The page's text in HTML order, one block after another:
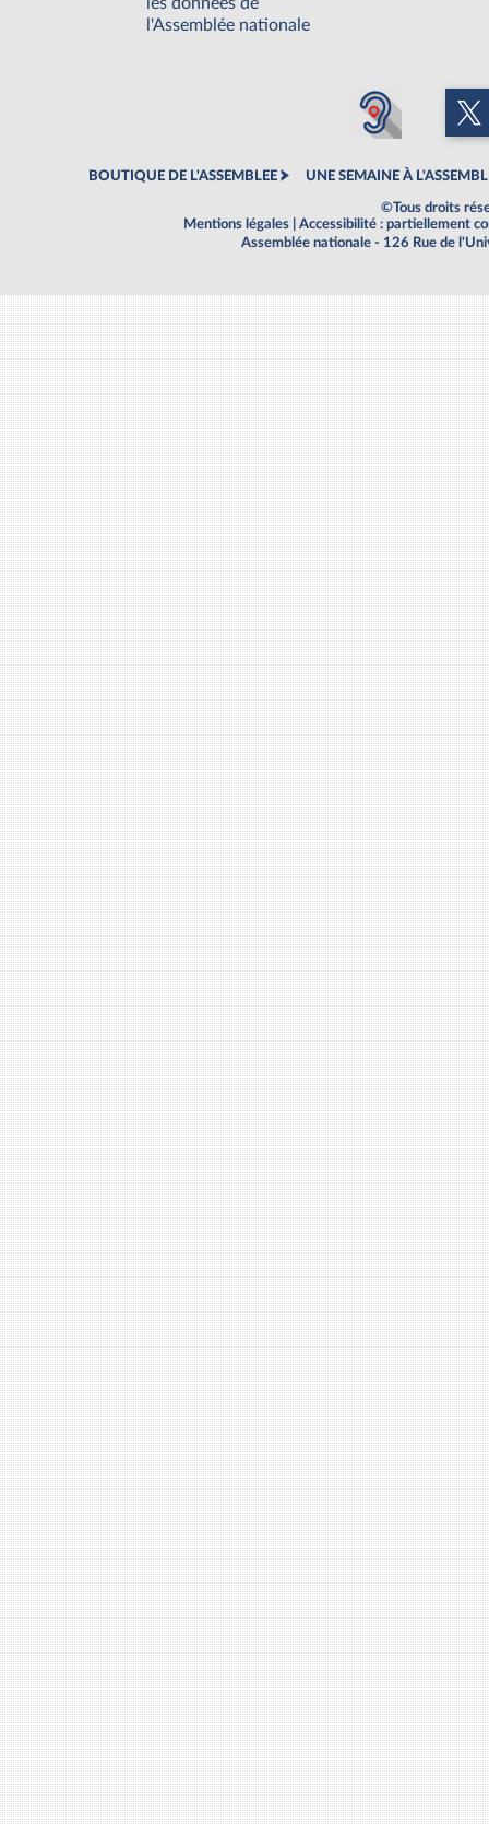
l'Assemblée nationale
BOUTIQUE DE L'ASSEMBLEE UNE SEMAINE À
©Tous droits
Mentions légales
Accessibilité : partiellement
Assemblée nationale - 126 Rue de